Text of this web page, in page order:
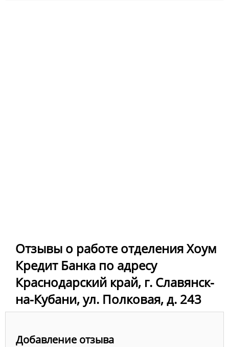
Отзывы о работе отделения Хоум
Кредит Банка по адресу
Краснодарский край, г. Славянск-
на-Кубани, ул. Полковая, д. 243
Добавление отзыва